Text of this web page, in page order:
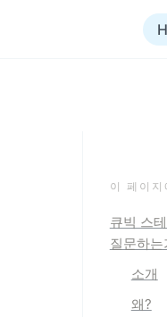
이 페이지
큐빅 스
질문하는
소개
왜?